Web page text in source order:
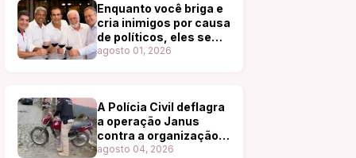
Enquanto você briga e
cria inimigos por causa
de políticos, eles se
reúnem, dão risadas e
agosto 01, 2026
A Polícia Civil deflagra
a operação Janus
contra a organização
criminosa ligada ao
agosto 04, 2026